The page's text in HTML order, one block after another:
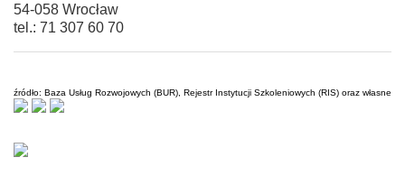
54-058 Wrocław
tel.: 71 307 60 70
źródło: Baza Usług Rozwojowych (BUR), Rejestr Instytucji Szkoleniowych (RIS) oraz własne